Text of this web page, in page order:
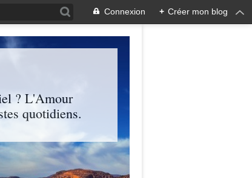
Connexion + Créer mon blog
? L'Amour
quotidiens.